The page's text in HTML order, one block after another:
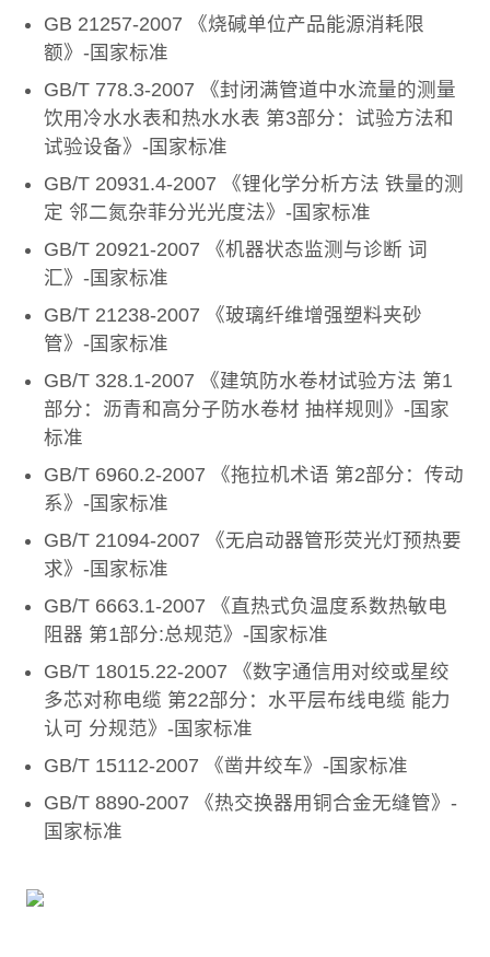
GB 21257-2007 《烧碱单位产品能源消耗限
额》-国家标准
GB/T 778.3-2007 《封闭满管道中水流量的测量
饮用冷水水表和热水水表 第3部分：试验方法和
试验设备》-国家标准
GB/T 20931.4-2007 《锂化学分析方法 铁量的测
定 邻二氮杂菲分光光度法》-国家标准
GB/T 20921-2007 《机器状态监测与诊断 词
汇》-国家标准
GB/T 21238-2007 《玻璃纤维增强塑料夹砂
管》-国家标准
GB/T 328.1-2007 《建筑防水卷材试验方法 第1
部分：沥青和高分子防水卷材 抽样规则》-国家
标准
GB/T 6960.2-2007 《拖拉机术语 第2部分：传动
系》-国家标准
GB/T 21094-2007 《无启动器管形荧光灯预热要
求》-国家标准
GB/T 6663.1-2007 《直热式负温度系数热敏电
阻器 第1部分:总规范》-国家标准
GB/T 18015.22-2007 《数字通信用对绞或星绞
多芯对称电缆 第22部分：水平层布线电缆 能力
认可 分规范》-国家标准
GB/T 15112-2007 《凿井绞车》-国家标准
GB/T 8890-2007 《热交换器用铜合金无缝管》-
国家标准